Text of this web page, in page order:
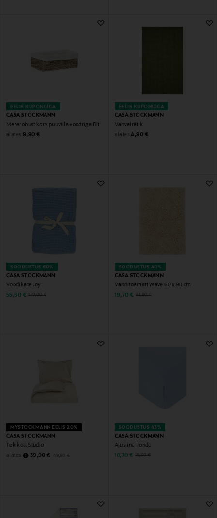
EELIS KUPONGIGA
CASA STOCKMANN
Mererohust korv puuvilla voodriga Bit
alates Original Price
9,90 €
EELIS KUPONGIGA
CASA STOCKMANN
Vahvelrätik
alates Original Price
4,90 €
SOODUSTUS 60%
CASA STOCKMANN
Voodikate Joy
Discounted Price
55,60 € Original Price
139,00 €
SOODUSTUS 40%
CASA STOCKMANN
Vannitoamatt Wave 60 x 90 cm
Discounted Price
19,70 € Original Price
32,90 €
MYSTOCKMANN EELIS 20%
CASA STOCKMANN
Tekikott Studio
alates
Discounted Price
39,90 € Original Price
49,90 €
SOODUSTUS 43%
CASA STOCKMANN
Aluslina Fondo
Discounted Price
10,70 € Original Price
18,90 €